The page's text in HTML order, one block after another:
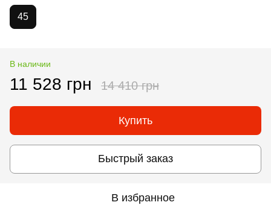
45
В наличии
11 528 грн 14 410 грн
Купить
Быстрый заказ
В избранное